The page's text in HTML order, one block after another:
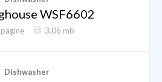
WSF6602
3.06 mb
Dishwasher